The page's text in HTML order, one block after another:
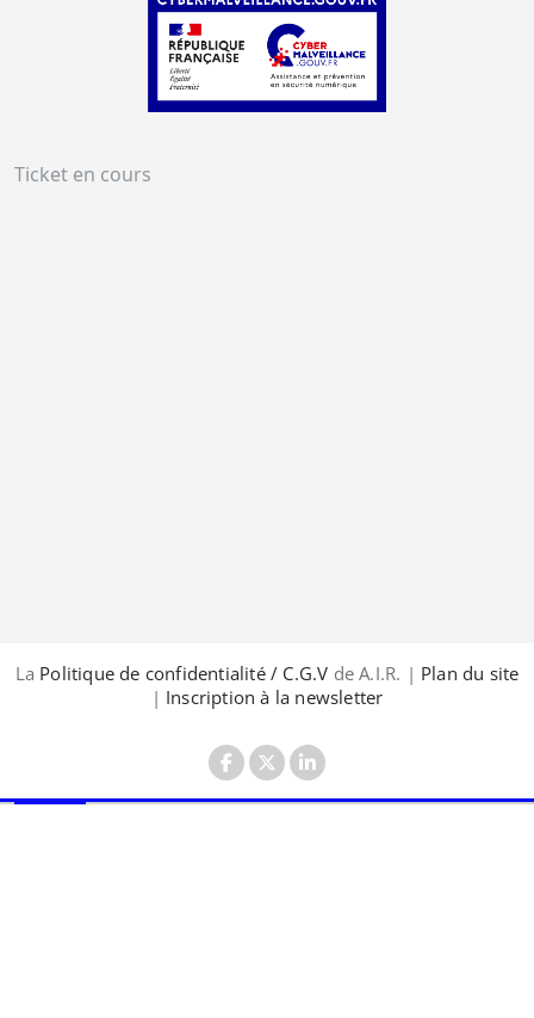
Ticket en cours
La Politique de confidentialité / C.G.V de A.I.R. | Plan du site
| Inscription à la newsletter